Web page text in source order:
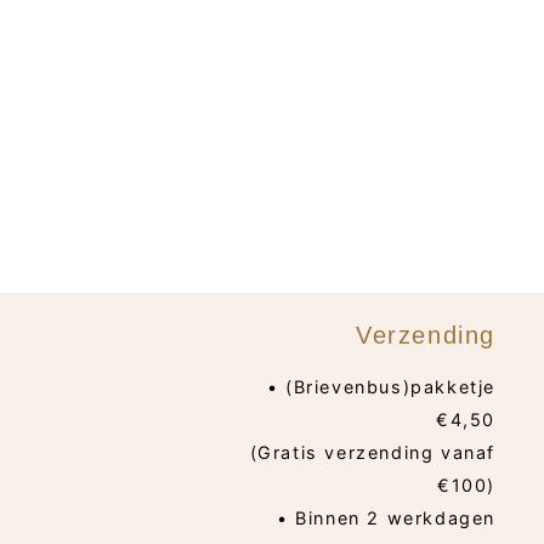
Verzending
• (Brievenbus)pakketje
€4,50
(Gratis verzending vanaf
€100)
• Binnen 2 werkdagen